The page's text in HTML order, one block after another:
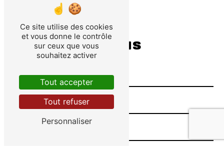
Contactez-nous
Ce site utilise des cookies
et vous donne le contrôle
sur ceux que vous
souhaitez activer
Tout accepter
Tout refuser
Personnaliser